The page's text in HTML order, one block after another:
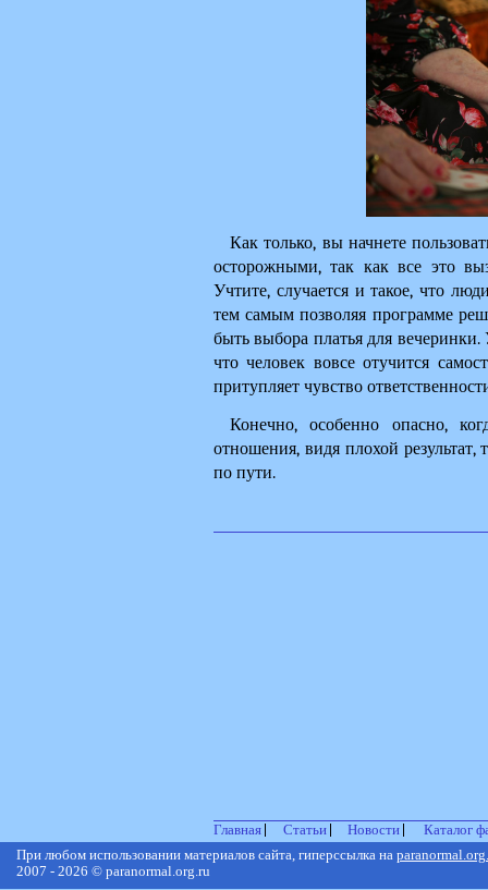
Как только, вы начнете
осторожными, так как все это
Учтите, случается и такое, что
тем самым позволяя программе
быть выбора платья для
что человек вовсе отучится
притупляет чувство
Конечно, особенно опасно,
отношения, видя плохой
по пути.
Главная Статьи Новости
Каталог
При любом использовании материалов сайта, гиперссылка на
2007 - 2026 © paranormal.org.ru